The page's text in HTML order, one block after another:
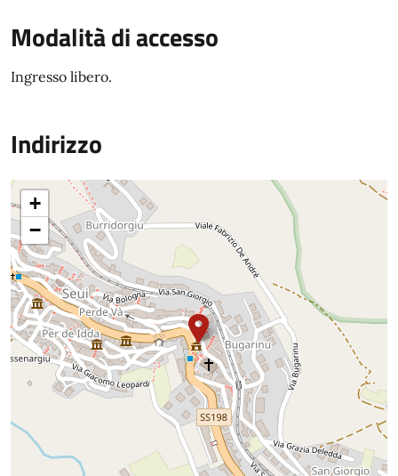
Modalità di accesso
Ingresso libero.
Indirizzo
+
−